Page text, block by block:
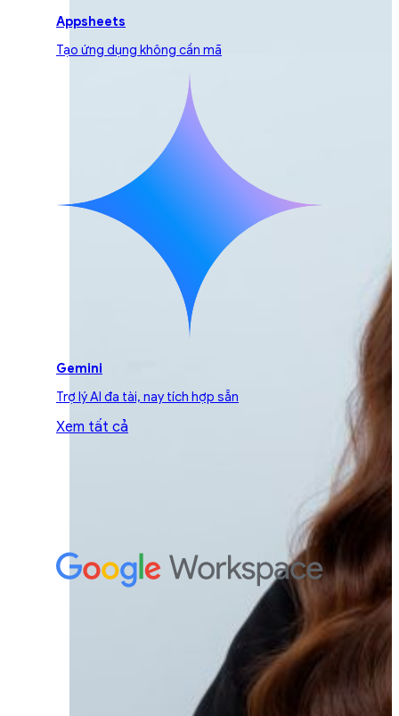
Appsheets
Tạo ứng dụng không cần mã
Gemini
Trợ lý AI đa tài, nay tích hợp sẵn
Xem tất cả